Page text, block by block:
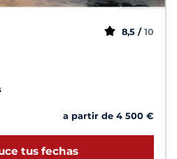
8,5 / 10
a partir de 4 500 €
tus fechas